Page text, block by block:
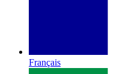
Français